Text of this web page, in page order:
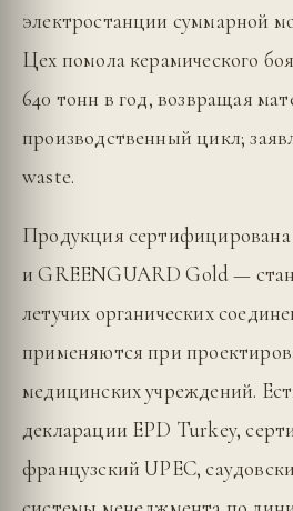
электростанции суммарной
Цех помола керамического
640 тонн в год, возвращая
производственный цикл;
waste.
Продукция
и GREENGUARD Gold —
летучих органических
применяются при
медицинских учреждений.
декларации EPD Turkey,
французский UPEC,